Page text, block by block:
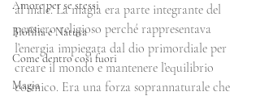
Amore per se stessi
Biofilia e Natura
Come dentro così fuori
Magia
al male. La magia era parte integrante del
pensiero religioso perché rappresentava
l’energia impiegata dal dio primordiale per
creare il mondo e mantenere l’equilibrio
cosmico. Era una forza soprannaturale che